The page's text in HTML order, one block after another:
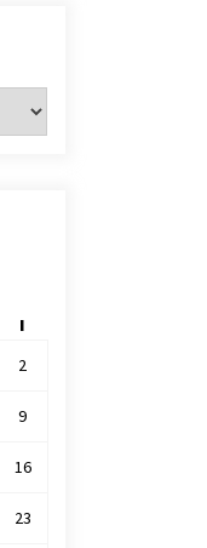
I
2
9
16
23